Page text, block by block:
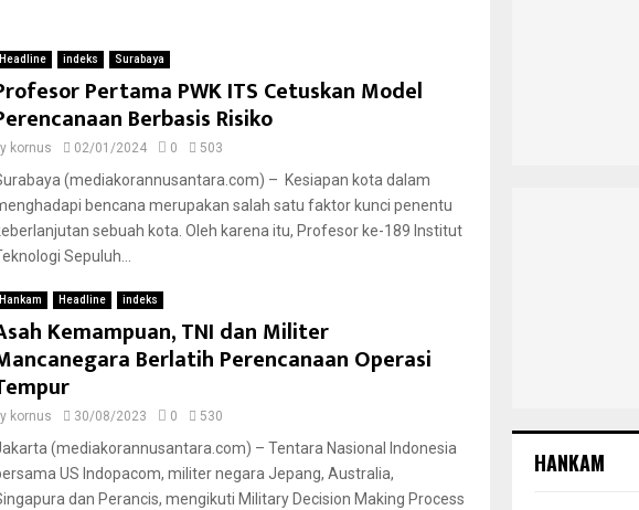
Headline indeks Surabaya
Pertama PWK ITS Cetuskan Model
Berbasis Risiko
kornus 02/01/2024 0 503
(mediakorannusantara.com) – Kesiapan kota dalam
bencana merupakan salah satu faktor kunci penentu
sebuah kota. Oleh karena itu, Profesor ke-189 Institut
Sepuluh...
Hankam Headline indeks
Kemampuan, TNI dan Militer
Berlatih Perencanaan Operasi
kornus 30/08/2023 0 530
(mediakorannusantara.com) – Tentara Nasional Indonesia
US Indopacom, militer negara Jepang, Australia,
dan Perancis, mengikuti Military Decision Making Process
HANKAM